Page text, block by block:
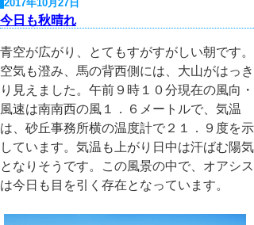
2017年10月27日
今日も秋晴れ
青空が広がり、とてもすがすがしい朝です。
空気も澄み、馬の背西側には、大山がはっき
り見えました。午前９時１０分現在の風向・
風速は南南西の風１．６メートルで、気温
は、砂丘事務所横の温度計で２１．９度を示
しています。気温も上がり日中は汗ばむ陽気
となりそうです。この風景の中で、オアシス
は今日も目を引く存在となっています。